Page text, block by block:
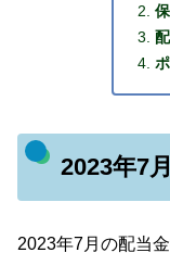
2023年7
2023年7月の配当金